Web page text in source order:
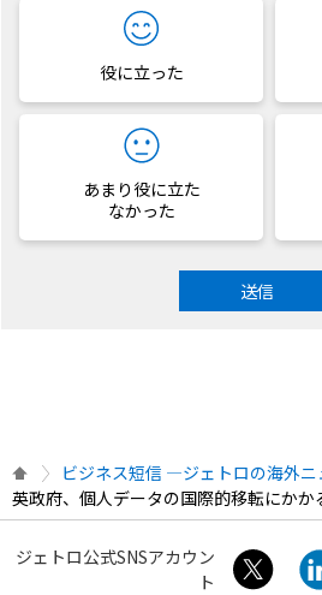
役に立った
あまり役に立た
なかった
送信
ビジネス短信 ―ジェトロの海外ニ
英政府、個人データの国際的移転にかか
ジェトロ公式SNSアカウン
ト